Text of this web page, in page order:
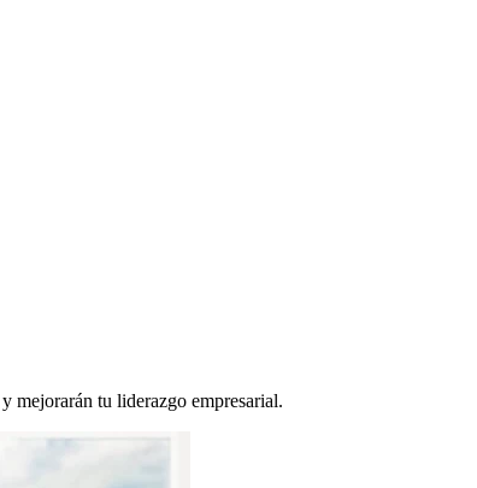
mejorarán tu liderazgo empresarial.